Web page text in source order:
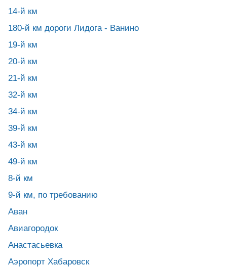
14-й км
180-й км дороги Лидога - Ванино
19-й км
20-й км
21-й км
32-й км
34-й км
39-й км
43-й км
49-й км
8-й км
9-й км, по требованию
Аван
Авиагородок
Анастасьевка
Аэропорт Хабаровск